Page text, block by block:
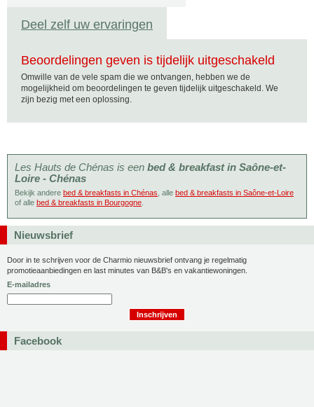
Deel zelf uw ervaringen
Beoordelingen geven is tijdelijk uitgeschakeld
Omwille van de vele spam die we ontvangen, hebben we de
mogelijkheid om beoordelingen te geven tijdelijk uitgeschakeld. We
zijn bezig met een oplossing.
Les Hauts de Chénas is een bed & breakfast in Saône-et-
Loire - Chénas
Bekijk andere bed & breakfasts in Chénas , alle bed & breakfasts in Saône-et-Loire
of alle bed & breakfasts in Bourgogne
Nieuwsbrief
Door in te schrijven voor de Charmio nieuwsbrief ontvang je regelmatig
promotieaanbiedingen en last minutes van B&B's en vakantiewoningen.
E-mailadres
Facebook